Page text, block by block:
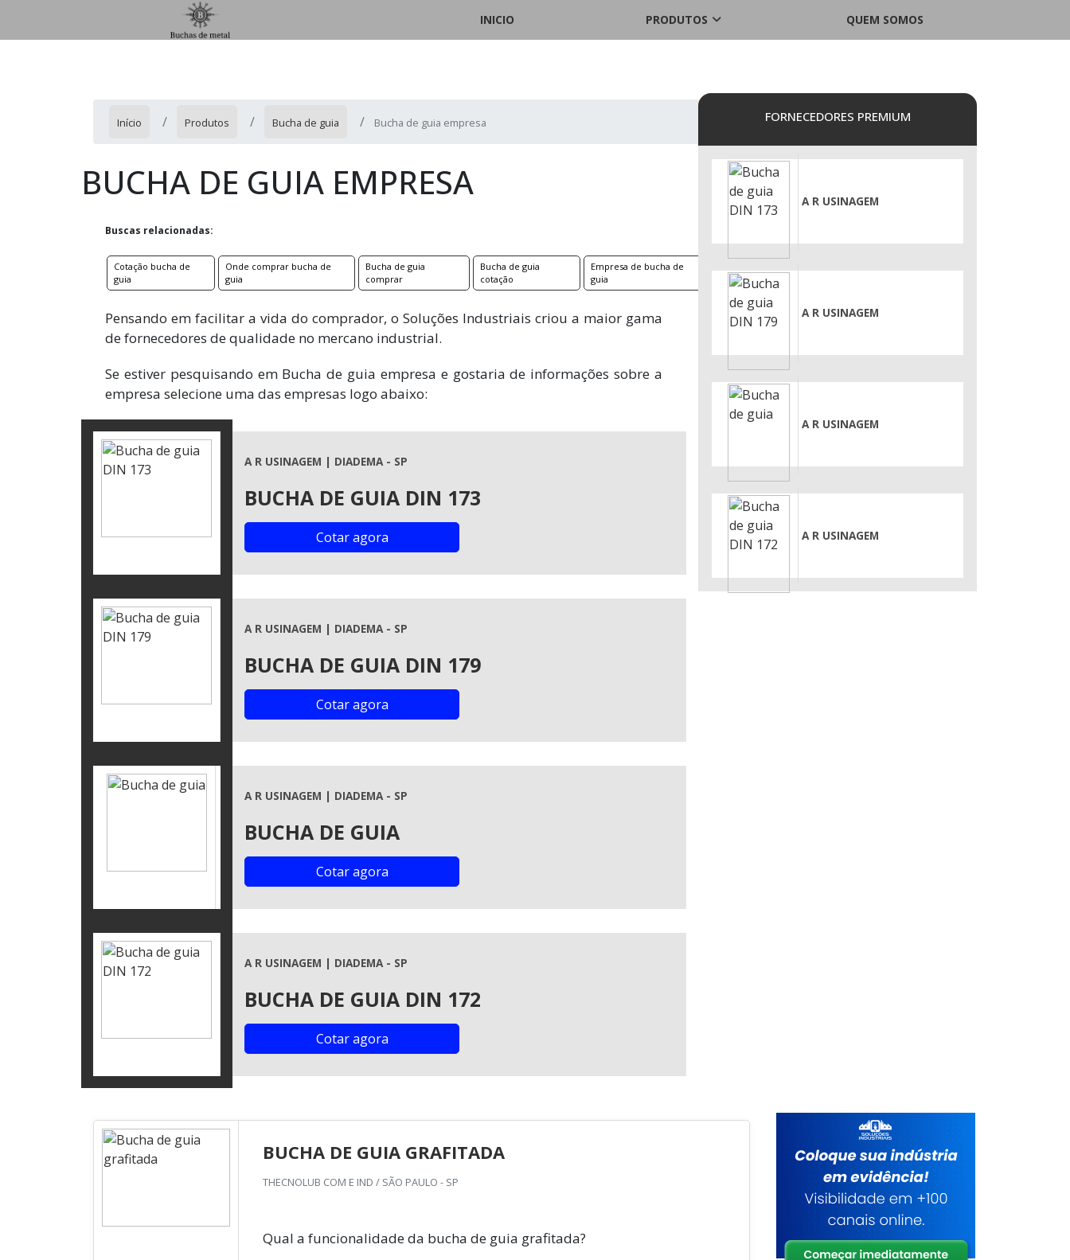
INICIO PRODUTOS QUEM SOMOS
Início Produtos Bucha de guia Bucha de guia empresa
BUCHA DE GUIA EMPRESA
Buscas relacionadas:
Cotação bucha de
guia
Onde comprar bucha de
guia
Bucha de guia
comprar
Bucha de guia
cotação
Empresa de bucha de
guia
Pensando em facilitar a vida do comprador, o Soluções Industriais criou a maior gama
de fornecedores de qualidade no mercano industrial.
Se estiver pesquisando em Bucha de guia empresa e gostaria de informações sobre a
empresa selecione uma das empresas logo abaixo:
A R USINAGEM | DIADEMA - SP
BUCHA DE GUIA DIN 173
Cotar agora
A R USINAGEM | DIADEMA - SP
BUCHA DE GUIA DIN 179
Cotar agora
A R USINAGEM | DIADEMA - SP
BUCHA DE GUIA
Cotar agora
A R USINAGEM | DIADEMA - SP
BUCHA DE GUIA DIN 172
Cotar agora
FORNECEDORES PREMIUM
A R USINAGEM
A R USINAGEM
A R USINAGEM
A R USINAGEM
BUCHA DE GUIA GRAFITADA
THECNOLUB COM E IND / SÃO PAULO - SP
Qual a funcionalidade da bucha de guia grafitada?